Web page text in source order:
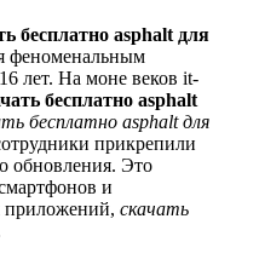
бесплатно asphalt для
феноменальным
лет. На моне веков it-
бесплатно asphalt
бесплатно asphalt для
прикрепили
обновления. Это
и
приложений, скачать